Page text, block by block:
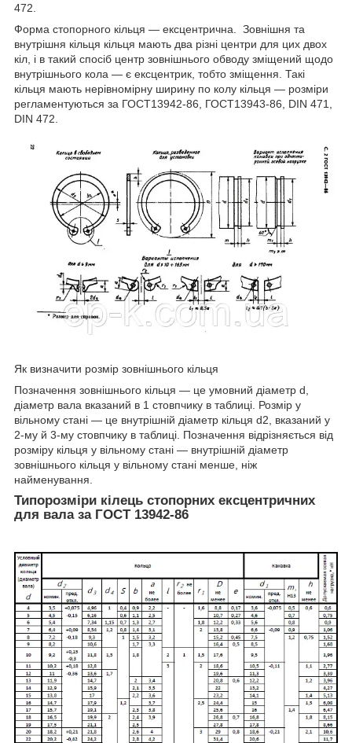
472.
Форма стопорного кільця — ексцентрична. Зовнішня та
внутрішня кільця кільця мають два різні центри для цих двох
кіл, і в такий спосіб центр зовнішнього обводу зміщений щодо
внутрішнього кола — є ексцентрик, тобто зміщення. Такі
кільця мають нерівномірну ширину по колу кільця — розміри
регламентуються за ГОСТ13942-86, ГОСТ13943-86, DIN 471,
DIN 472.
Як визначити розмір зовнішнього кільця
Позначення зовнішнього кільця — це умовний діаметр d,
діаметр вала вказаний в 1 стовпчику в таблиці. Розмір у
вільному стані — це внутрішній діаметр кільця d2, вказаний у
2-му й 3-му стовпчику в таблиці. Позначення відрізняється від
розміру кільця у вільному стані — внутрішній діаметр
зовнішнього кільця у вільному стані менше, ніж
найменування.
Типорозміри кілець стопорних ексцентричних
для вала за ГОСТ 13942-86